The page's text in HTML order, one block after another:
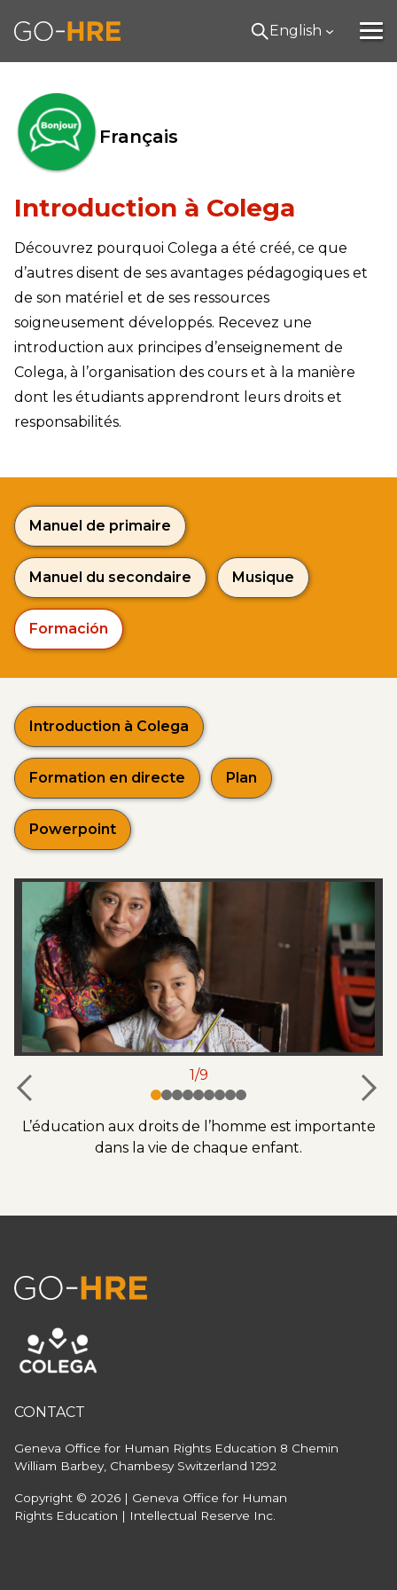
English
Français
Introduction à Colega
Découvrez pourquoi Colega a été créé, ce que
d’autres disent de ses avantages pédagogiques et
de son matériel et de ses ressources
soigneusement développés. Recevez une
introduction aux principes d’enseignement de
Colega, à l’organisation des cours et à la manière
dont les étudiants apprendront leurs droits et
responsabilités.
Manuel de primaire
Manuel du secondaire Musique
Formación
Introduction à Colega
Formation en directe Plan
Powerpoint
L’éducation aux droits de l’homme est importante
dans la vie de chaque enfant.
1/9
CONTACT
Geneva Office for Human Rights Education 8 Chemin
William Barbey, ChambesySwitzerland 1292
Copyright © 2026 | Geneva Office for Human
Rights Education | Intellectual Reserve Inc.